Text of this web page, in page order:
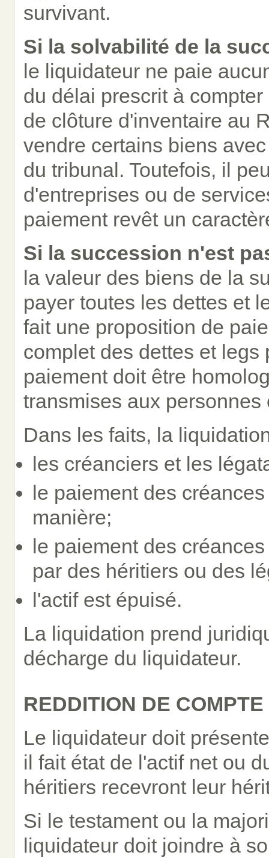
survivant.
Si la solvabilité de la
le liquidateur ne paie
du délai prescrit à
de clôture d'inventaire au
vendre certains biens
du tribunal. Toutefois, il
d'entreprises ou de
paiement revêt un
Si la succession n'est
la valeur des biens de la
payer toutes les dettes et
fait une proposition de
complet des dettes et
paiement doit être
transmises aux personnes
Dans les faits, la
les créanciers et les
le paiement des
manière;
le paiement des
par des héritiers ou des
l'actif est épuisé.
La liquidation prend
décharge du liquidateur.
REDDITION DE COMPTE
Le liquidateur doit
il fait état de l'actif net ou
héritiers recevront leur
Si le testament ou la
liquidateur doit joindre à